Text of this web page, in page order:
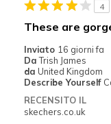
Sizing
View On Shoes
4
These are
Inviato 16 giorni fa
Da Trish James
da United Kingdom
Describe Yourself
RECENSITO IL
skechers.co.uk